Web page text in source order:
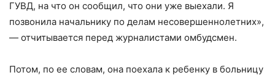
ГУВД, на что он сообщил, что они уже выехали. Я
позвонила начальнику по делам несовершеннолетних»,
— отчитывается перед журналистами омбудсмен.
Потом, по ее словам, она поехала к ребенку в больницу